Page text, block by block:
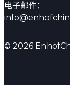
电子邮件：
© 2026